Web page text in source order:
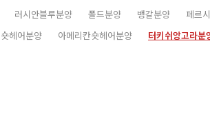
러시안블루분양 폴드분양 뱅갈분양 페르
헤어분양 아메리칸숏헤어분양 터키쉬앙고라분